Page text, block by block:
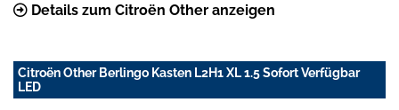
Details zum Citroën Other anzeigen
Citroën Other Berlingo Kasten L2H1 XL 1.5 Sofort Verfügbar
LED